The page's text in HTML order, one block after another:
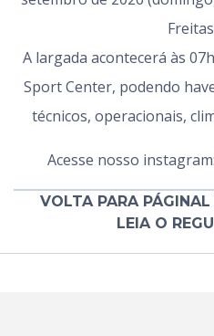
A largada acontecerá às
Sport Center, podendo
técnicos, operacionais,
Acesse nosso instagram:
VOLTA PARA
LEIA O